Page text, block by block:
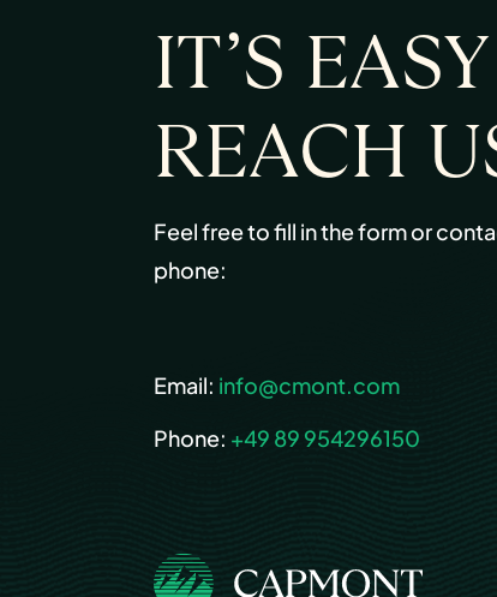
IT’S
REACH
Feel free to fill in the form or
phone:
Email: info@cmont.com
Phone: +49 89 954296150